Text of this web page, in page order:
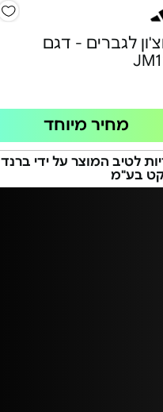
לגברים - דגם
מחיר מיוחד
לטיב המוצר על ידי ברנד
בע"מ